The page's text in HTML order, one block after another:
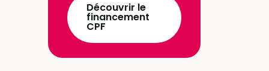
Découvrir le
financement
CPF